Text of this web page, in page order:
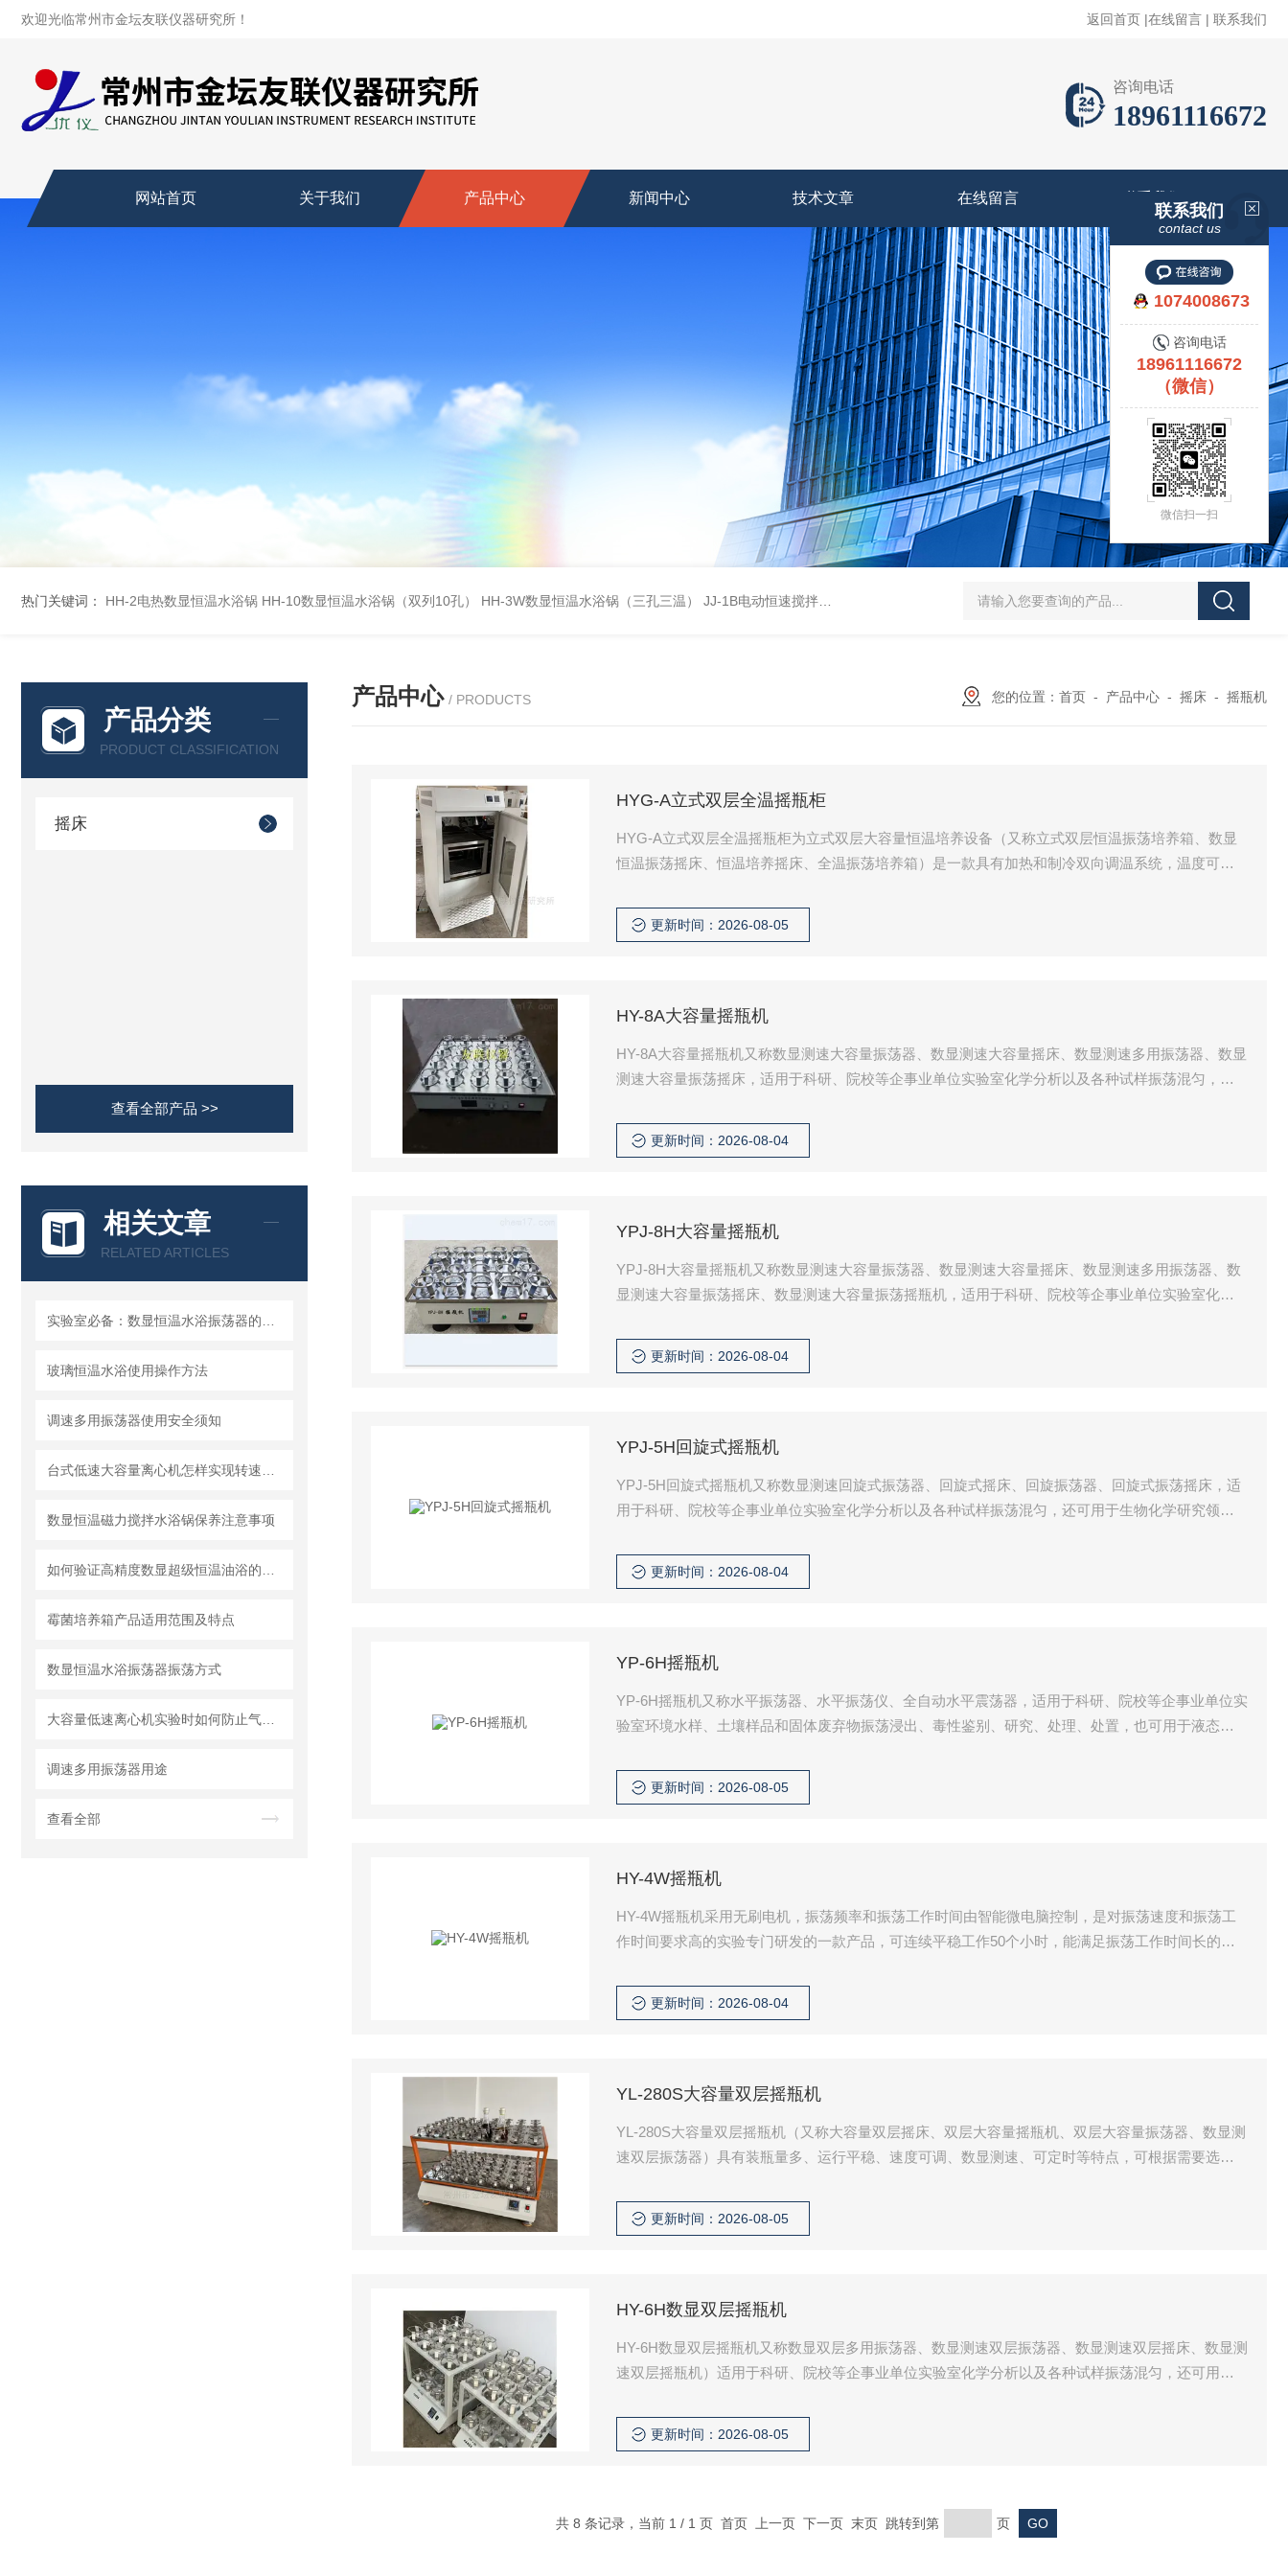
欢迎光临常州市金坛友联仪器研究所！ 返回首页 |在线留言 | 联系我们
咨询电话
18961116672
网站首页 关于我们 产品中心 新闻中心 技术文章 在线留言 联系我们
热门关键词： HH-2电热数显恒温水浴锅 HH-10数显恒温水浴锅（双列10孔） HH-3W数显恒温水浴锅（三孔三温） JJ-1B电动恒速搅拌器 SHZ-D（Ⅲ）循环水式多用真空泵厂家价格 XK97-A菌落计数器生产厂家
产品分类
PRODUCT CLASSIFICATION
摇床
查看全部产品 >>
相关文章
RELATED ARTICLES
玻璃恒温水浴使用操作方法
调速多用振荡器使用安全须知
数显恒温磁力搅拌水浴锅保养注意事项
霉菌培养箱产品适用范围及特点
数显恒温水浴振荡器振荡方式
调速多用振荡器用途
查看全部
产品中心 / PRODUCTS 您的位置： 首页 - 产品中心 - 摇床 - 摇瓶机
HYG-A立式双层全温摇瓶柜
HYG-A立式双层全温摇瓶柜为立式双层大容量恒温培养设备（又称立式双层恒温振荡培养箱、数显
恒温振荡摇床、恒温培养摇床、全温振荡培养箱）是一款具有加热和制冷双向调温系统，温度可控
酵、细菌培养保存、生物杂交、生物化学反应以及酶和组织研究的实验。
更新时间：2026-08-05
HY-8A大容量摇瓶机
HY-8A大容量摇瓶机又称数显测速大容量振荡器、数显测速大容量摇床、数显测速多用振荡器、数显
测速大容量振荡摇床，适用于科研、院校等企事业单位实验室化学分析以及各种试样振荡混匀，还
更新时间：2026-08-04
YPJ-8H大容量摇瓶机
YPJ-8H大容量摇瓶机又称数显测速大容量振荡器、数显测速大容量摇床、数显测速多用振荡器、数
显测速大容量振荡摇床、数显测速大容量振荡摇瓶机，适用于科研、院校等企事业单位实验室化学
更新时间：2026-08-04
YPJ-5H回旋式摇瓶机
YPJ-5H回旋式摇瓶机又称数显测速回旋式振荡器、回旋式摇床、回旋振荡器、回旋式振荡摇床，适
用于科研、院校等企事业单位实验室化学分析以及各种试样振荡混匀，还可用于生物化学研究领域
更新时间：2026-08-04
YP-6H摇瓶机
YP-6H摇瓶机又称水平振荡器、水平振荡仪、全自动水平震荡器，适用于科研、院校等企事业单位实
验室环境水样、土壤样品和固体废弃物振荡浸出、毒性鉴别、研究、处理、处置，也可用于液态、
更新时间：2026-08-05
HY-4W摇瓶机
HY-4W摇瓶机采用无刷电机，振荡频率和振荡工作时间由智能微电脑控制，是对振荡速度和振荡工
作时间要求高的实验专门研发的一款产品，可连续平稳工作50个小时，能满足振荡工作时间长的实
等科学试验的常用设备。
更新时间：2026-08-04
YL-280S大容量双层摇瓶机
YL-280S大容量双层摇瓶机（又称大容量双层摇床、双层大容量摇瓶机、双层大容量振荡器、数显测
速双层振荡器）具有装瓶量多、运行平稳、速度可调、数显测速、可定时等特点，可根据需要选配
的实验仪器。适用于科研、院校等企事业单位实验室化学分析以及各种试样振荡混匀，还可用于生
化研究领域生物制品、各种菌类振荡培养。
更新时间：2026-08-05
HY-6H数显双层摇瓶机
HY-6H数显双层摇瓶机又称数显双层多用振荡器、数显测速双层振荡器、数显测速双层摇床、数显测
速双层摇瓶机）适用于科研、院校等企事业单位实验室化学分析以及各种试样振荡混匀，还可用于
更新时间：2026-08-05
共 8 条记录，当前 1 / 1 页 首页 上一页 下一页 末页 跳转到第 页
联系我们
contact us
1074008673
咨询电话
18961116672
（微信）
微信扫一扫